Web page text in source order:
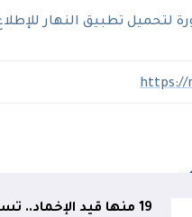
تطبيق النهار
https://
19 منها قيد الإخماد.. تسجيل 146 حريقا خلال يوم واحد!